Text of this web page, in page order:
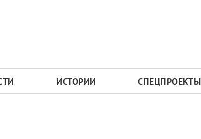
ИСТОРИИ СПЕЦПРОЕКТЫ